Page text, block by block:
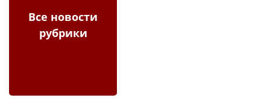
Все новости
рубрики